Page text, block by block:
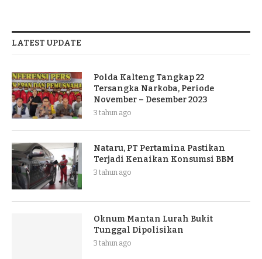
LATEST UPDATE
Polda Kalteng Tangkap 22
Tersangka Narkoba, Periode
November – Desember 2023
3 tahun ago
Nataru, PT Pertamina Pastikan
Terjadi Kenaikan Konsumsi BBM
3 tahun ago
Oknum Mantan Lurah Bukit
Tunggal Dipolisikan
3 tahun ago